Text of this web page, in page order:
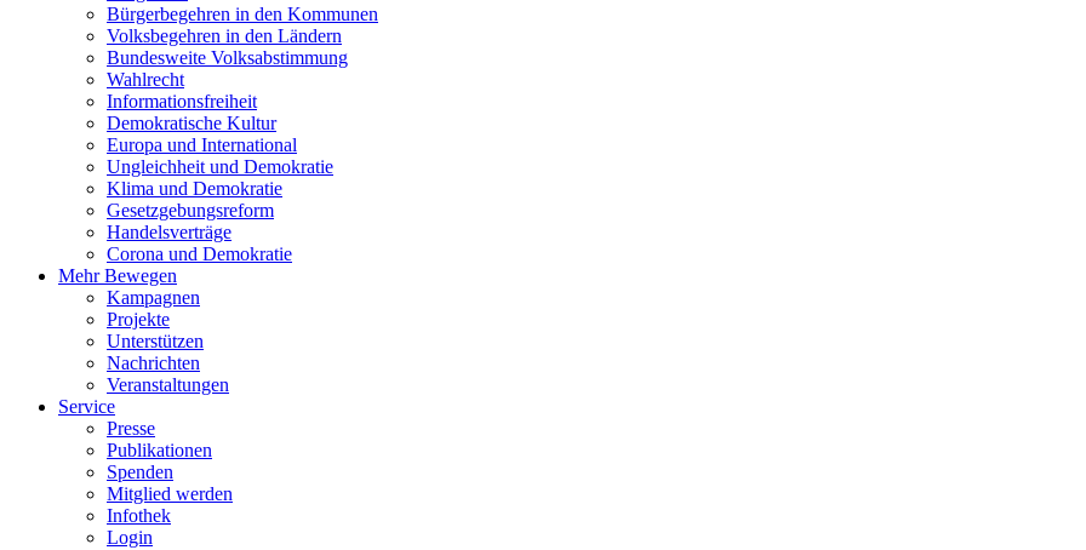
Bürgerbegehren in den Kommunen
Volksbegehren in den Ländern
Bundesweite Volksabstimmung
Wahlrecht
Informationsfreiheit
Demokratische Kultur
Europa und International
Ungleichheit und Demokratie
Klima und Demokratie
Gesetzgebungsreform
Handelsverträge
Corona und Demokratie
Mehr Bewegen
Kampagnen
Projekte
Unterstützen
Nachrichten
Veranstaltungen
Service
Presse
Publikationen
Spenden
Mitglied werden
Infothek
Login